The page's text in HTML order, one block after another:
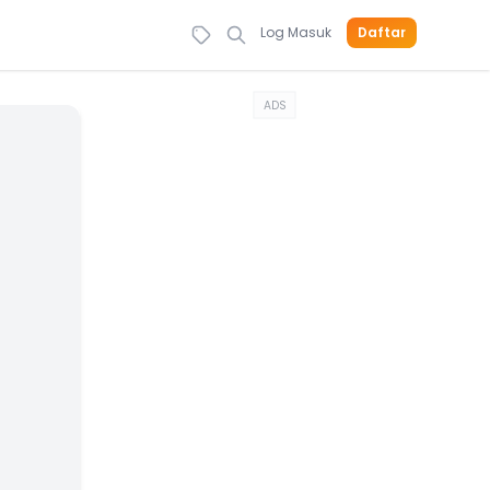
Log Masuk Daftar
ADS